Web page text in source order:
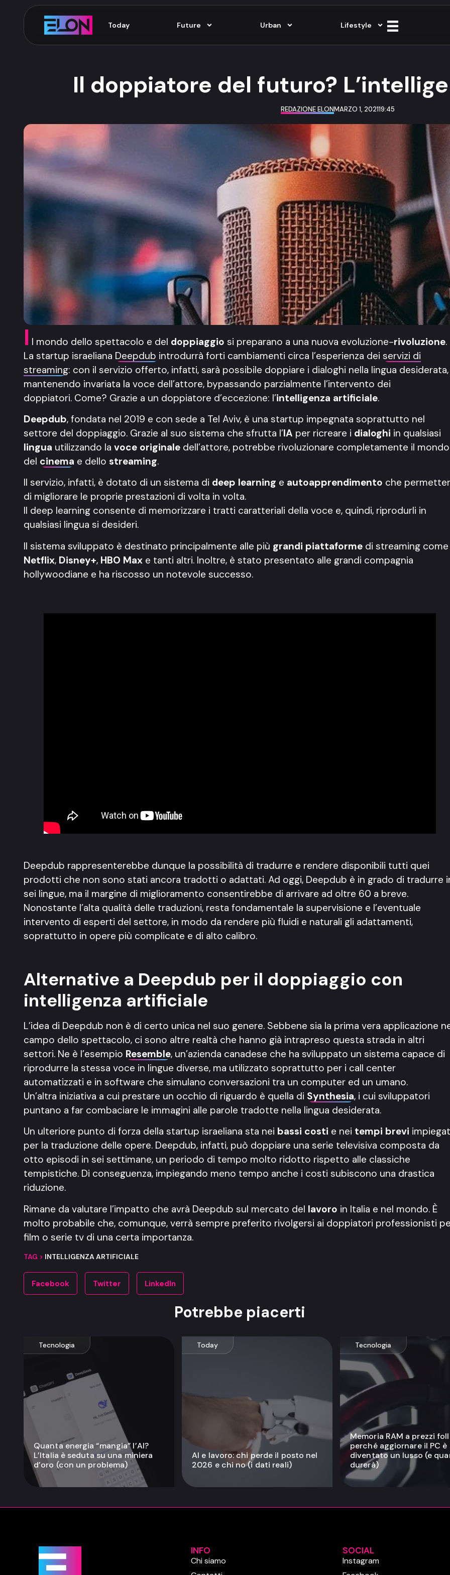
Today Future Urban Lifestyle
Il doppiatore del futuro?
REDAZIONE ELONMARZO 1, 202119:45
I l mondo dello spettacolo e del doppiaggio si preparano a una nuova evoluzione-rivoluzione.
La startup israeliana Deepdub introdurrà forti cambiamenti circa l’esperienza dei servizi di
streaming: con il servizio offerto, infatti, sarà possibile doppiare i dialoghi nella lingua desiderata,
mantenendo invariata la voce dell’attore, bypassando parzialmente l’intervento dei
doppiatori. Come? Grazie a un doppiatore d’eccezione: l’intelligenza artificiale.
Deepdub, fondata nel 2019 e con sede a Tel Aviv, è una startup impegnata soprattutto nel
settore del doppiaggio. Grazie al suo sistema che sfrutta l’IA per ricreare i dialoghi in qualsiasi
lingua utilizzando la voce originale dell’attore, potrebbe rivoluzionare completamente il mondo
del cinema e dello streaming.
Il servizio, infatti, è dotato di un sistema di deep learning e autoapprendimento che
di migliorare le proprie prestazioni di volta in volta.
Il deep learning consente di memorizzare i tratti caratteriali della voce e, quindi, riprodurli in
qualsiasi lingua si desideri.
Il sistema sviluppato è destinato principalmente alle più grandi piattaforme di streaming come
Netflix, Disney+, HBO Max e tanti altri. Inoltre, è stato presentato alle grandi compagnia
hollywoodiane e ha riscosso un notevole successo.
Deepdub rappresenterebbe dunque la possibilità di tradurre e rendere disponibili tutti quei
prodotti che non sono stati ancora tradotti o adattati. Ad oggi, Deepdub è in grado di tradurre
sei lingue, ma il margine di miglioramento consentirebbe di arrivare ad oltre 60 a breve.
Nonostante l’alta qualità delle traduzioni, resta fondamentale la supervisione e l’eventuale
intervento di esperti del settore, in modo da rendere più fluidi e naturali gli adattamenti,
soprattutto in opere più complicate e di alto calibro.
Alternative a Deepdub per il doppiaggio con
intelligenza artificiale
L’idea di Deepdub non è di certo unica nel suo genere. Sebbene sia la prima vera applicazione
campo dello spettacolo, ci sono altre realtà che hanno già intrapreso questa strada in altri
settori. Ne è l’esempio Resemble, un’azienda canadese che ha sviluppato un sistema capace di
riprodurre la stessa voce in lingue diverse, ma utilizzato soprattutto per i call center
automatizzati e in software che simulano conversazioni tra un computer ed un umano.
Un’altra iniziativa a cui prestare un occhio di riguardo è quella di Synthesia, i cui sviluppatori
puntano a far combaciare le immagini alle parole tradotte nella lingua desiderata.
Un ulteriore punto di forza della startup israeliana sta nei bassi costi e nei tempi brevi
per la traduzione delle opere. Deepdub, infatti, può doppiare una serie televisiva composta da
otto episodi in sei settimane, un periodo di tempo molto ridotto rispetto alle classiche
tempistiche. Di conseguenza, impiegando meno tempo anche i costi subiscono una drastica
riduzione.
Rimane da valutare l’impatto che avrà Deepdub sul mercato del lavoro in Italia e nel mondo. È
molto probabile che, comunque, verrà sempre preferito rivolgersi ai doppiatori professionisti
film o serie tv di una certa importanza.
TAG > INTELLIGENZA ARTIFICIALE
Facebook Twitter LinkedIn
Potrebbe piacerti
Tecnologia
Quanta energia “mangia” l’AI?
L’Italia è seduta su una miniera
d’oro (con un problema)
Today
AI e lavoro: chi perde il posto nel
2026 e chi no (i dati reali)
Tecnologia
Memoria RAM a prezzi
perché aggiornare il PC è
diventato un lusso (e
durerà)
INFO
Chi siamo
SOCIAL
Instagram